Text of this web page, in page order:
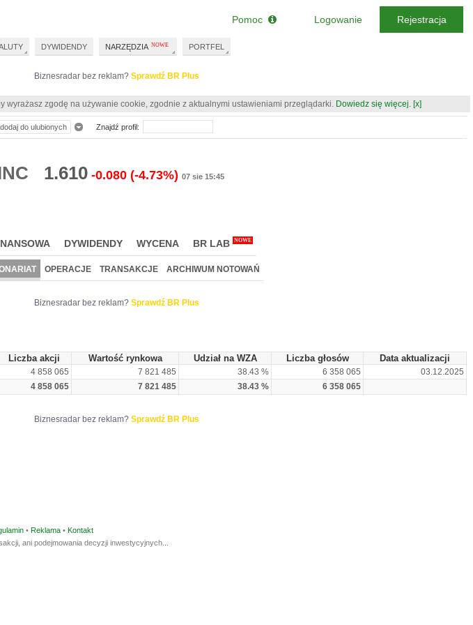
Biznesradar bez reklam? Sprawdź BR Plus
wyrażasz zgodę na używanie cookie, zgodnie z aktualnymi ustawieniami przeglądarki. Dowiedz się więcej. [x]
1.610 -0.080 (-4.73%) 07 sie 15:45
DYWIDENDY WYCENA BR LAB NOWE
OPERACJE TRANSAKCJE ARCHIWUM NOTOWAŃ
Biznesradar bez reklam? Sprawdź BR Plus
Liczba akcji Wartość rynkowa Udział na WZA Liczba głosów Data aktualizacji
4 858 065 7 821 485 38.43 % 6 358 065 03.12.2025
4 858 065 7 821 485 38.43 % 6 358 065
Biznesradar bez reklam? Sprawdź BR Plus
dodaj do ulubionych Znajdź profil:
DYWIDENDY NARZĘDZIA PORTFEL
Pomoc Logowanie Rejestracja
• Reklama • Kontakt
ani podejmowania decyzji inwestycyjnych...